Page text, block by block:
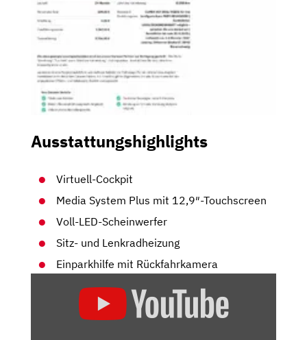
Ausstattungshighlights
Virtuell-Cockpit
Media System Plus mit 12,9″-Touchscreen
Voll-LED-Scheinwerfer
Sitz- und Lenkradheizung
Einparkhilfe mit Rückfahrkamera
FORMENTOR
FACELIFT: